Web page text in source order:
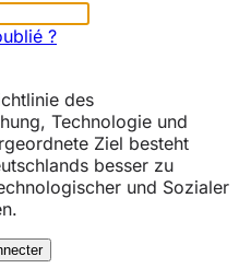
?
des
Technologie und
Ziel besteht
besser zu
und Sozialer